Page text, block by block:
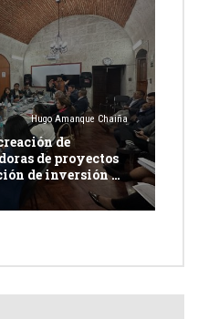
Hugo Amanque Chaiña
de
de proyectos
de inversión y